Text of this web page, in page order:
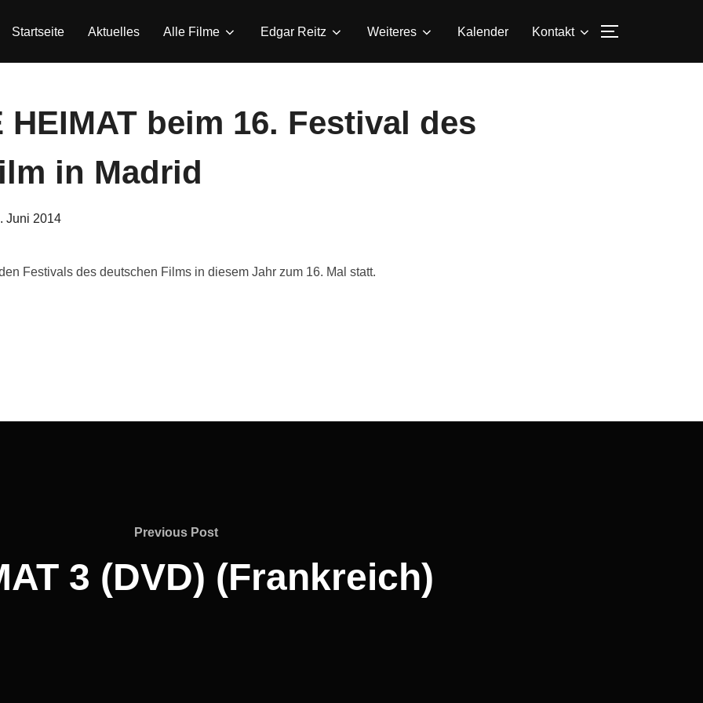
Startseite Aktuelles Alle Filme Edgar Reitz Weiteres Kalender Kontakt
HEIMAT beim 16. Festival des
in Madrid
Juni 2014
Festivals des deutschen Films in diesem Jahr zum 16. Mal statt.
Previous
Previous Post
3 (DVD) (Frankreich)